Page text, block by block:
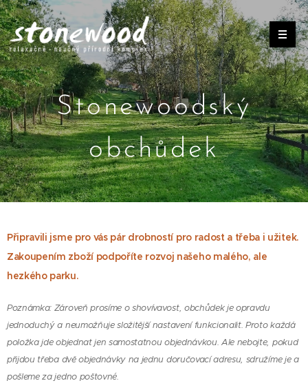
Stonewoodský
obchůdek
Připravili jsme pro vás pár drobností pro radost a třeba i užitek.
Zakoupením zboží podpoříte rozvoj našeho malého, ale
hezkého parku.
Poznámka: Zároveň prosíme o shovívavost, obchůdek je opravdu
jednoduchý a neumožňuje složitější nastavení funkcionalit. Proto každá
položka jde objednat jen samostatnou objednávkou. Ale nebojte, pokud
přijdou třeba dvě objednávky na jednu doručovací adresu, sdružíme je a
pošleme za jedno poštovné.